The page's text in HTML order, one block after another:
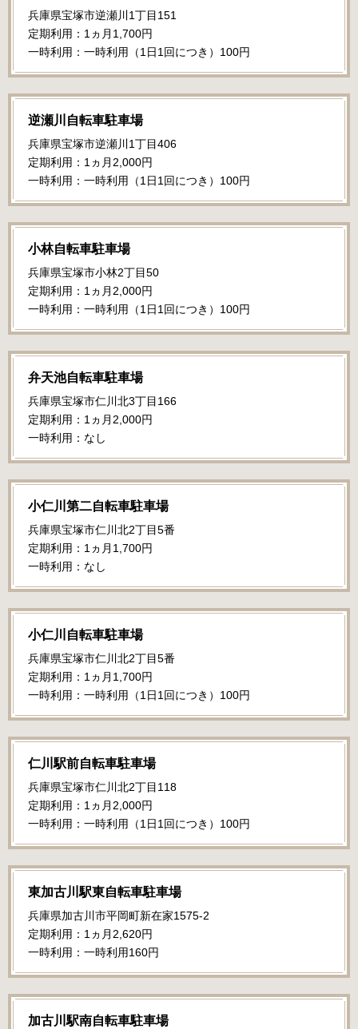
兵庫県宝塚市逆瀬川1丁目151
定期利用：1ヵ月1,700円
一時利用：一時利用（1日1回につき）100円
逆瀬川自転車駐車場
兵庫県宝塚市逆瀬川1丁目406
定期利用：1ヵ月2,000円
一時利用：一時利用（1日1回につき）100円
小林自転車駐車場
兵庫県宝塚市小林2丁目50
定期利用：1ヵ月2,000円
一時利用：一時利用（1日1回につき）100円
弁天池自転車駐車場
兵庫県宝塚市仁川北3丁目166
定期利用：1ヵ月2,000円
一時利用：なし
小仁川第二自転車駐車場
兵庫県宝塚市仁川北2丁目5番
定期利用：1ヵ月1,700円
一時利用：なし
小仁川自転車駐車場
兵庫県宝塚市仁川北2丁目5番
定期利用：1ヵ月1,700円
一時利用：一時利用（1日1回につき）100円
仁川駅前自転車駐車場
兵庫県宝塚市仁川北2丁目118
定期利用：1ヵ月2,000円
一時利用：一時利用（1日1回につき）100円
東加古川駅東自転車駐車場
兵庫県加古川市平岡町新在家1575-2
定期利用：1ヵ月2,620円
一時利用：一時利用160円
加古川駅南自転車駐車場